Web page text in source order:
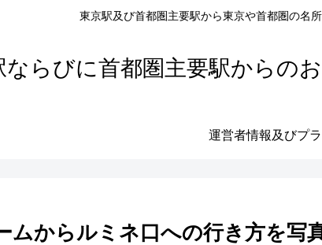
東京駅及び首都圏主要駅から東京や首都圏の名
ならびに首都圏主要駅からの
ムからルミネ口への行き方を写